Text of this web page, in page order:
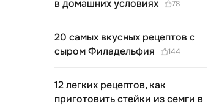
в домашних условиях
78
20 самых вкусных рецептов с
сыром Филадельфия
144
12 легких рецептов, как
приготовить стейки из семги в